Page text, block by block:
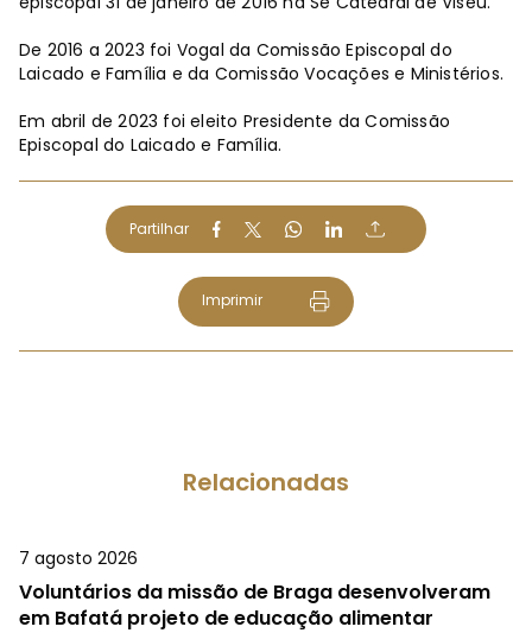
De 2016 a 2023 foi Vogal da Comissão Episcopal do
Laicado e Família e da Comissão Vocações e Ministérios.
Em abril de 2023 foi eleito Presidente da Comissão
Episcopal do Laicado e Família.
Partilhar
Imprimir
Relacionadas
7 agosto 2026
Voluntários da missão de Braga desenvolveram
em Bafatá projeto de educação alimentar